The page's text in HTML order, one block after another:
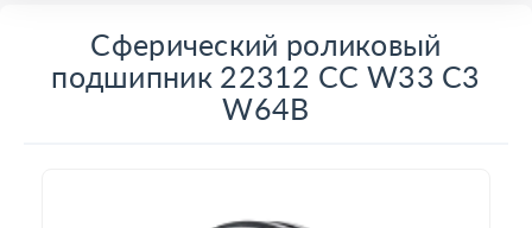
Сферический роликовый
подшипник 22312 CC W33 C3
W64B